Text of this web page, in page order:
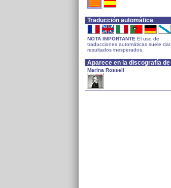
Traducción automática
NOTA IMPORTANTE El uso de
traducciones automáticas suele dar
resultados inesperados.
Aparece en la discografía de
Marina Rossell